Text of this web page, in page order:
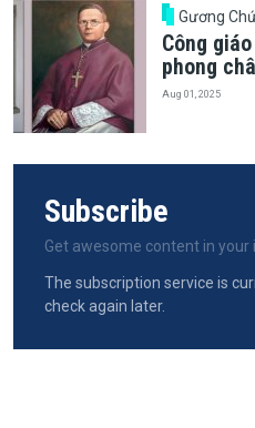
Gương
Công
phong
Aug 01, 2025
Subscribe
Get awesome content in your
The subscription service is
check again later.